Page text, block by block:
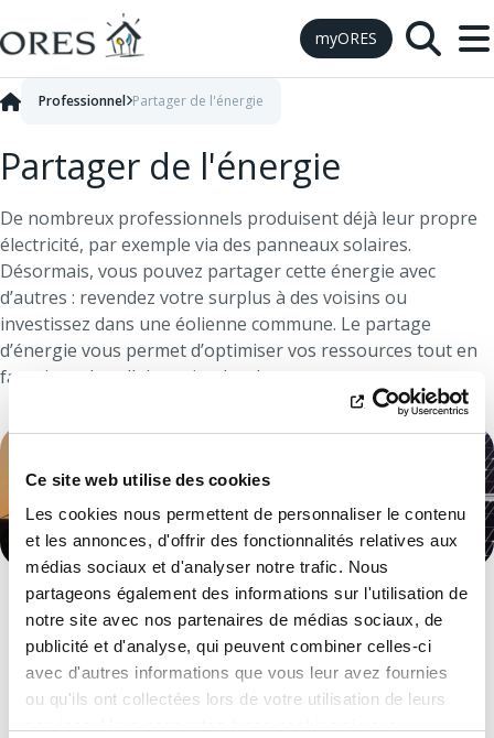
Ce site web utilise des cookies
Les cookies nous permettent de personnaliser le contenu
et les annonces, d'offrir des fonctionnalités relatives aux
médias sociaux et d'analyser notre trafic. Nous
partageons également des informations sur l'utilisation de
notre site avec nos partenaires de médias sociaux, de
publicité et d'analyse, qui peuvent combiner celles-ci
avec d'autres informations que vous leur avez fournies
ou qu'ils ont collectées lors de votre utilisation de leurs
Skip to Content
myORES
Partager de l'énergie
De nombreux professionnels produisent déjà leur propre
électricité, par exemple via des panneaux solaires.
Désormais, vous pouvez partager cette énergie avec
d’autres : revendez votre surplus à des voisins ou
investissez dans une éolienne commune. Le partage
d’énergie vous permet d’optimiser vos ressources tout en
favorisant la collaboration locale.
Professionnel Partager de l'énergie